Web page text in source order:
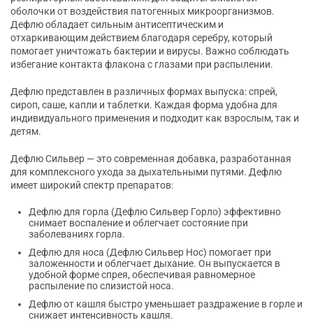
оболочки от воздействия патогенных микроорганизмов.
Дефлю обладает сильным антисептическим и
отхаркивающим действием благодаря серебру, который
помогает уничтожать бактерии и вирусы. Важно соблюдать
избегание контакта флакона с глазами при распылении.
Дефлю представлен в различных формах выпуска: спрей,
сироп, саше, капли и таблетки. Каждая форма удобна для
индивидуального применения и подходит как взрослым, так и
детям.
Дефлю Сильвер — это современная добавка, разработанная
для комплексного ухода за дыхательными путями. Дефлю
имеет широкий спектр препаратов:
Дефлю для горла (Дефлю Сильвер Горло) эффективно
снимает воспаление и облегчает состояние при
заболеваниях горла.
Дефлю для носа (Дефлю Сильвер Нос) помогает при
заложенности и облегчает дыхание. Он выпускается в
удобной форме спрея, обеспечивая равномерное
распыление по слизистой носа.
Дефлю от кашля быстро уменьшает раздражение в горле и
снижает интенсивность кашля.